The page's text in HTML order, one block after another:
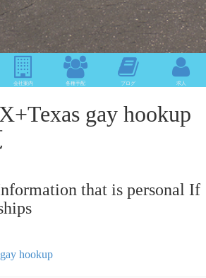
会社案内 各種手配 ブログ 求人
gay hookup
that is personal If
hookup